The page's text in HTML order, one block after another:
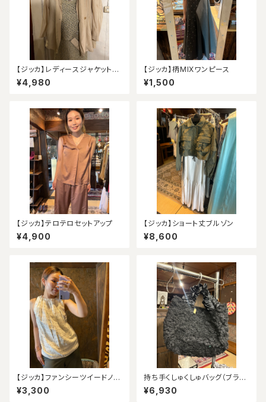
【ジッカ】レディースジャケット
（アウトレット）
¥4,980
【ジッカ】柄MIXワンピース
¥1,500
【ジッカ】テロテロセットアップ
¥4,900
【ジッカ】ショート丈ブルゾン
¥8,600
【ジッカ】ファンシーツイードノー
スリーブ（アウトレット）
¥3,300
持ち手くしゅくしゅバッグ（ブラッ
ク）
¥6,930